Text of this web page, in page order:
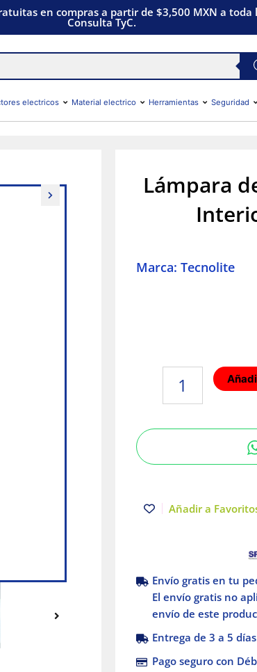
en compras a partir de $3,500 MXN a toda
Consulta TyC.
electricos Material electrico Herramientas Seguridad
Lámpara
Marca: Tecnolite
Techo
Tipo
Plafón
Luz
cantidad
Añadir a
Envío gratis en tu
El envío gratis no
envío de este
Entrega de 3 a 5 días
Pago seguro con